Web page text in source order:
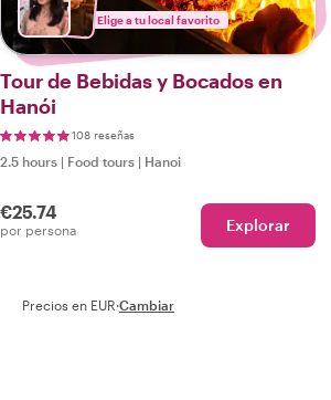
Elige a tu local favorito
Tour de Bebidas y Bocados en
Hanói
108 reseñas
2.5 hours | Food tours | Hanoi
€25.74
por persona Explorar
Precios en EUR·Cambiar